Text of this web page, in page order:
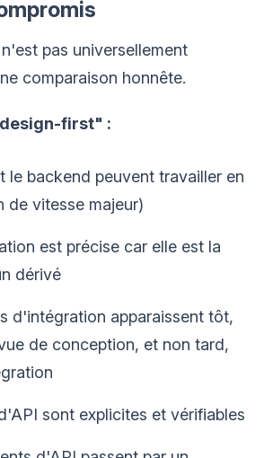
pas universellement
comparaison honnête.
first" :
le backend peuvent travailler en
de vitesse majeur)
est précise car elle est la
dérivé
d'intégration apparaissent tôt,
de conception, et non tard,
sont explicites et vérifiables